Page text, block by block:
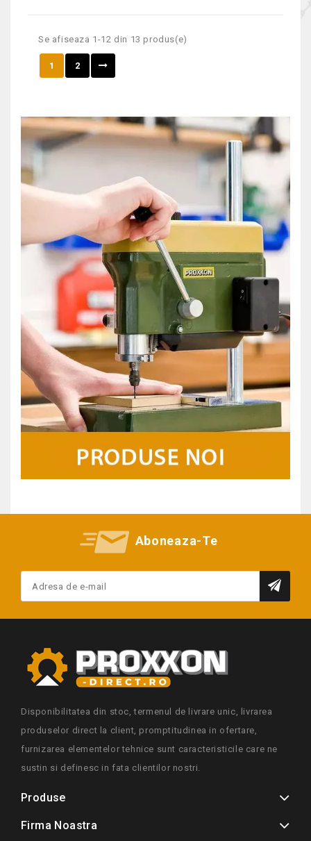
Se afiseaza 1-12 din 13 produs(e)
1 2
Aboneaza-Te
Disponibilitatea din stoc, termenul de livrare unic, livrarea
produselor direct la client, promptitudinea in ofertare,
furnizarea elementelor tehnice sunt caracteristicile care ne
sustin si definesc in fata clientilor nostri.
Produse
Firma Noastra